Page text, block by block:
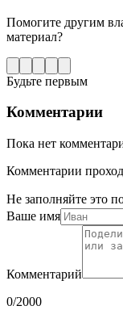
Помогите другим
материал?
Будьте первым
Комментарии
Пока нет
Комментарии
Не заполняйте это
Ваше имя
Комментарий
0/2000